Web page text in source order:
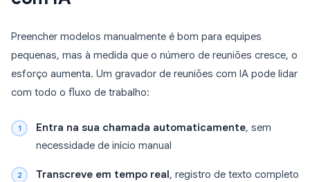
Preencher modelos manualmente é bom para equipes
pequenas, mas à medida que o número de reuniões cresce, o
esforço aumenta. Um gravador de reuniões com IA pode lidar
com todo o fluxo de trabalho:
Entra na sua chamada automaticamente, sem
necessidade de início manual
Transcreve em tempo real , registro de texto completo